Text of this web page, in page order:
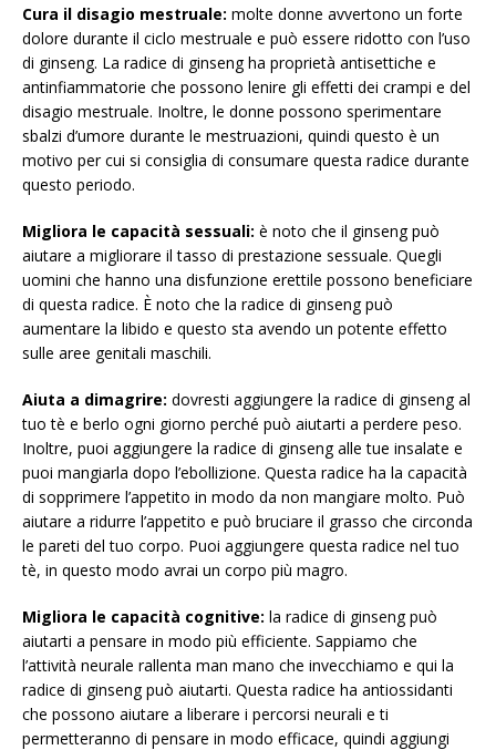
Cura il disagio mestruale: molte donne avvertono un forte
dolore durante il ciclo mestruale e può essere ridotto con l’uso
di ginseng. La radice di ginseng ha proprietà antisettiche e
antinfiammatorie che possono lenire gli effetti dei crampi e del
disagio mestruale. Inoltre, le donne possono sperimentare
sbalzi d’umore durante le mestruazioni, quindi questo è un
motivo per cui si consiglia di consumare questa radice durante
questo periodo.
Migliora le capacità sessuali: è noto che il ginseng può
aiutare a migliorare il tasso di prestazione sessuale. Quegli
uomini che hanno una disfunzione erettile possono beneficiare
di questa radice. È noto che la radice di ginseng può
aumentare la libido e questo sta avendo un potente effetto
sulle aree genitali maschili.
Aiuta a dimagrire: dovresti aggiungere la radice di ginseng al
tuo tè e berlo ogni giorno perché può aiutarti a perdere peso.
Inoltre, puoi aggiungere la radice di ginseng alle tue insalate e
puoi mangiarla dopo l’ebollizione. Questa radice ha la capacità
di sopprimere l’appetito in modo da non mangiare molto. Può
aiutare a ridurre l’appetito e può bruciare il grasso che circonda
le pareti del tuo corpo. Puoi aggiungere questa radice nel tuo
tè, in questo modo avrai un corpo più magro.
Migliora le capacità cognitive: la radice di ginseng può
aiutarti a pensare in modo più efficiente. Sappiamo che
l’attività neurale rallenta man mano che invecchiamo e qui la
radice di ginseng può aiutarti. Questa radice ha antiossidanti
che possono aiutare a liberare i percorsi neurali e ti
permetteranno di pensare in modo efficace, quindi aggiungi